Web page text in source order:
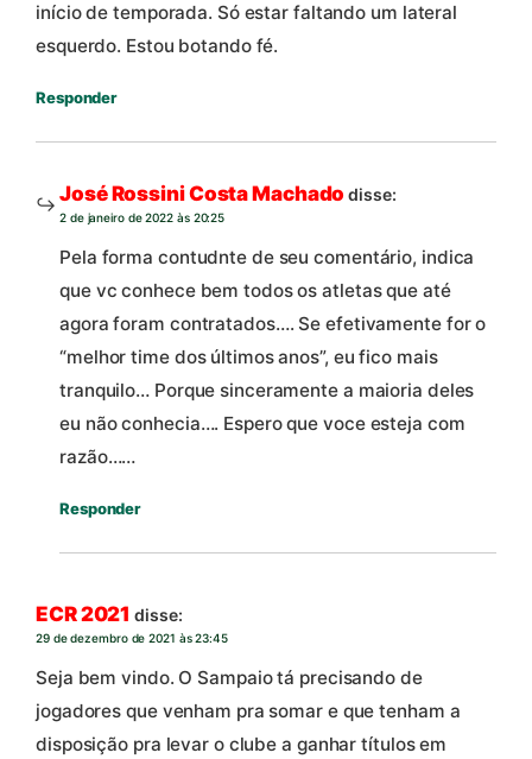
início de temporada. Só estar faltando um lateral
esquerdo. Estou botando fé.
Responder
José Rossini Costa Machado disse:
2 de janeiro de 2022 às 20:25
Pela forma contudnte de seu comentário, indica
que vc conhece bem todos os atletas que até
agora foram contratados…. Se efetivamente for o
“melhor time dos últimos anos”, eu fico mais
tranquilo… Porque sinceramente a maioria deles
eu não conhecia…. Espero que voce esteja com
razão……
Responder
ECR 2021 disse:
29 de dezembro de 2021 às 23:45
Seja bem vindo. O Sampaio tá precisando de
jogadores que venham pra somar e que tenham a
disposição pra levar o clube a ganhar títulos em